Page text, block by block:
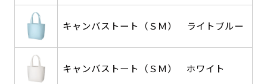
キャンバストート（ＳＭ） ライトブルー
キャンバストート（ＳＭ） ホワイト
す。かわいいい＆おしゃれなのぼりです。台はセ
ットでついてます。
す。かわいいい＆おしゃれなのぼりです。台はセ
ットでついてます。